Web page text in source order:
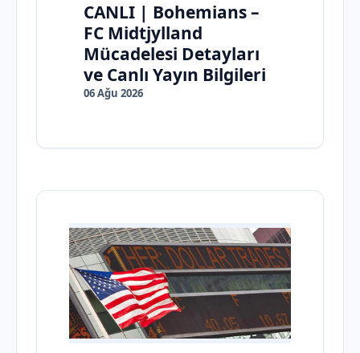
CANLI | Bohemians –
FC Midtjylland
Mücadelesi Detayları
ve Canlı Yayın Bilgileri
06 Ağu 2026